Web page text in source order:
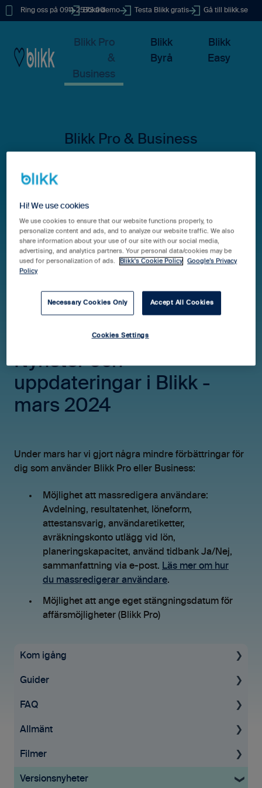
Ring oss på 0911-25 73 00
Boka demo Testa Blikk gratis Gå till blikk.se
Blikk Pro
&
Business
Blikk
Byrå
Blikk
Easy
Hur kan vi hjälpa dig?
Det finns inga förslag eftersom sökfältet är tomt.
Hjälpcenter Blikk Pro & Business
Nyheter och
uppdateringar i Blikk -
mars 2024
Under mars har vi gjort några mindre förbättringar för
dig som använder Blikk Pro eller Business:
Möjlighet att massredigera användare:
Avdelning, resultatenhet, löneform,
attestansvarig, användaretiketter,
avräkningskonto utlägg vid lön,
planeringskapacitet, använd tidbank Ja/Nej,
sammanfattning via e-post. Läs mer om hur
du massredigerar användare.
Möjlighet att ange eget stängningsdatum för
affärsmöjligheter (Blikk Pro)
Kom igång
Uppstartsguide
Grundinställningar
Ekonomisystem
Tid & Kvitton
Projekt
Guider
För administratörer
Konto & Betalning
Licenser
Tid & Kvitton
FAQ
Projekt
Fakturering
Tid & kvitton
Allmänt
Allmän information
GDPR
Filmer
Tid & Kvitton
Versionsnyheter
Hi! We use cookies
We use cookies to ensure that our website functions properly, to
personalize content and ads, and to analyze our website traffic. We also
share information about your use of our site with our social media,
advertising, and analytics partners. Your personal data/cookies may be
used for personalization of ads.
Blikk's Cookie Policy
Google’s Privacy
Policy
Necessary Cookies Only Accept All Cookies
Cookies Settings